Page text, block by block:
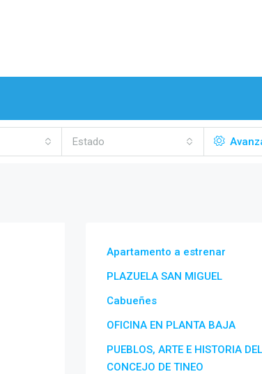
Estado
Apartamento a estrenar
PLAZUELA SAN MIGUEL
Cabueñes
OFICINA EN PLANTA BAJA
PUEBLOS, ARTE E HISTORIA DEL
CONCEJO DE TINEO